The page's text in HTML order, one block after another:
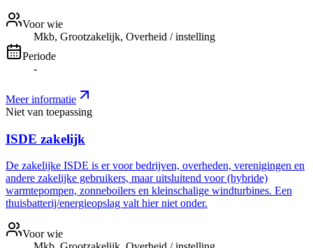
Voor wie
Mkb, Grootzakelijk, Overheid / instelling
Periode
-
Meer informatie
Niet van toepassing
ISDE zakelijk
De zakelijke ISDE is er voor bedrijven, overheden, verenigingen en
andere zakelijke gebruikers, maar uitsluitend voor (hybride)
warmtepompen, zonneboilers en kleinschalige windturbines. Een
thuisbatterij/energieopslag valt hier niet onder.
Voor wie